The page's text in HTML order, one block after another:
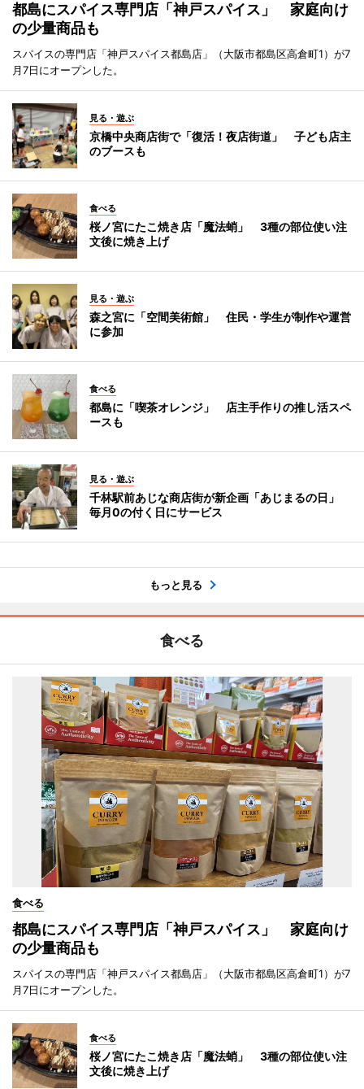
都島にスパイス専門店「神戸スパイス」 家庭向け
の少量商品も
スパイスの専門店「神戸スパイス都島店」（大阪市都島区高倉町1）が7
月7日にオープンした。
見る・遊ぶ
京橋中央商店街で「復活！夜店街道」 子ども店主
のブースも
食べる
桜ノ宮にたこ焼き店「魔法蛸」 3種の部位使い注
文後に焼き上げ
見る・遊ぶ
森之宮に「空間美術館」 住民・学生が制作や運営
に参加
食べる
都島に「喫茶オレンジ」 店主手作りの推し活スペ
ースも
見る・遊ぶ
千林駅前あじな商店街が新企画「あじまるの日」
毎月0の付く日にサービス
もっと見る
食べる
食べる
都島にスパイス専門店「神戸スパイス」 家庭向け
の少量商品も
スパイスの専門店「神戸スパイス都島店」（大阪市都島区高倉町1）が7
月7日にオープンした。
食べる
桜ノ宮にたこ焼き店「魔法蛸」 3種の部位使い注
文後に焼き上げ